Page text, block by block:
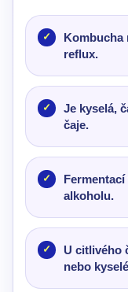
Kombucha
reflux.
Je kyselá,
čaje.
alkoholu.
U citlivého
nebo